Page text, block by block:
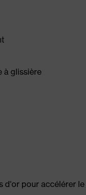
à glissière
pour accélérer